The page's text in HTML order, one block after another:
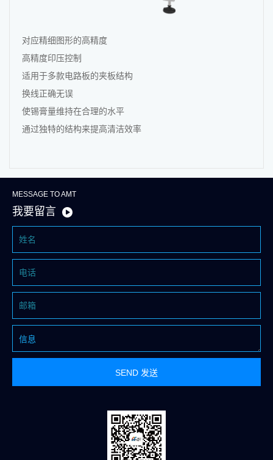
对应精细图形的高精度
高精度印压控制
适用于多款电路板的夹板结构
换线正确无误
使锡膏量维持在合理的水平
通过独特的结构来提高清洁效率
MESSAGE TO AMT
我要留言